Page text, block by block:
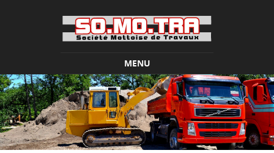
MENU
Skip to content